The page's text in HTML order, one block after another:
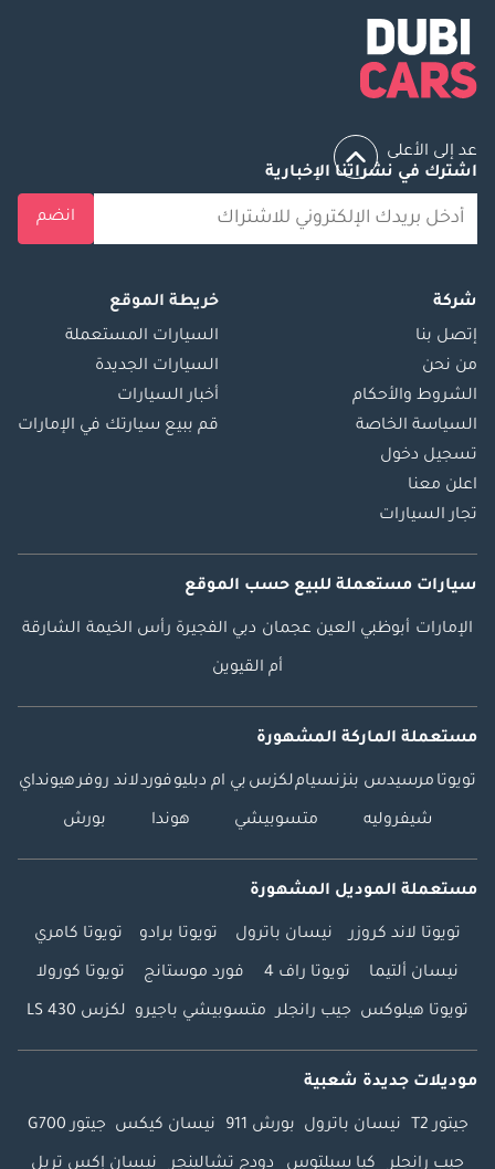
عد إلى الأعلى
اشترك في نشراتنا الإخبارية
انضم
شركة
إتصل بنا
من نحن
الشروط والأحكام
السياسة الخاصة
تسجيل دخول
اعلن معنا
تجار السيارات
خريطة الموقع
السيارات المستعملة
السيارات الجديدة
أخبار السيارات
قم ببيع سيارتك في الإمارات
سيارات مستعملة للبيع حسب الموقع
الإمارات أبوظبي العين عجمان دبي الفجيرة رأس الخيمة الشارقة
أم القيوين
مستعملة الماركة المشهورة
تويوتا مرسيدس بنزنسياملكزس بي ام دبليوفوردلاند روفرهيونداي
شيفروليه متسوبيشي هوندا بورش
مستعملة الموديل المشهورة
تويوتا لاند كروزر نيسان باترول تويوتا برادو تويوتا كامري
نيسان ألتيما تويوتا راف 4 فورد موستانج تويوتا كورولا
تويوتا هيلوكس جيب رانجلر متسوبيشي باجيرو لكزس LS 430
موديلات جديدة شعبية
جيتور T2 نيسان باترول بورش 911 نيسان كيكس جيتور G700
جيب رانجلر كيا سيلتوس دودج تشالينجر نيسان إكس تريل